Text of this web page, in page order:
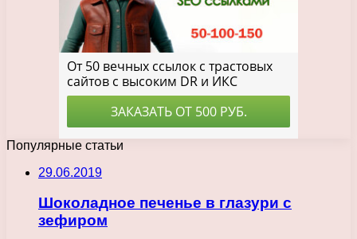
Популярные статьи
29.06.2019
Шоколадное печенье в глазури с
зефиром